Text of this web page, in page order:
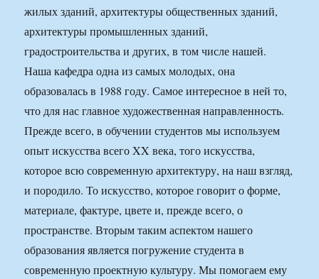
жилых зданий, архитектуры общественных зданий,
архитектуры промышленных зданий,
градостроительства и других, в том числе нашей.
Наша кафедра одна из самых молодых, она
образовалась в 1988 году. Самое интересное в ней то,
что для нас главное художественная направленность.
Прежде всего, в обучении студентов мы используем
опыт искусства всего XX века, того искусства,
которое всю современную архитектуру, на наш взгляд,
и породило. То искусство, которое говорит о форме,
материале, фактуре, цвете и, прежде всего, о
пространстве. Вторым таким аспектом нашего
образования является погружение студента в
современную проектную культуру. Мы помогаем ему